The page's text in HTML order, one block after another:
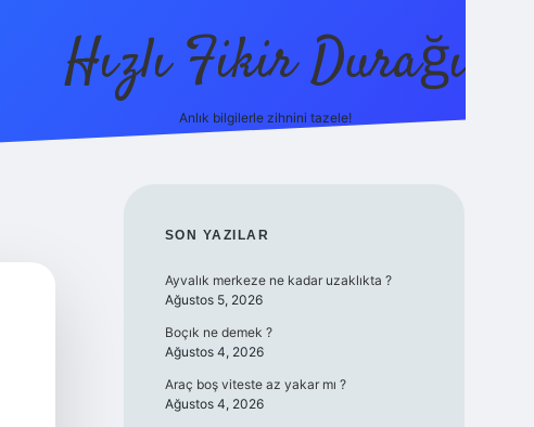
Hızlı Fikir Durağı
Anlık bilgilerle zihnini tazele!
SIDEBAR
SON YAZILAR
Ayvalık merkeze ne kadar uzaklıkta ?
Ağustos 5, 2026
Boçık ne demek ?
Ağustos 4, 2026
Araç boş viteste az yakar mı ?
Ağustos 4, 2026